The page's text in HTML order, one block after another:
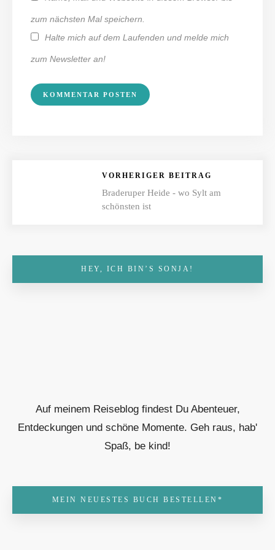
zum nächsten Mal speichern.
Halte mich auf dem Laufenden und melde mich
zum Newsletter an!
VORHERIGER BEITRAG
Braderuper Heide - wo Sylt am
schönsten ist
HEY, ICH BIN’S SONJA!
Auf meinem Reiseblog findest Du Abenteuer,
Entdeckungen und schöne Momente. Geh raus, hab'
Spaß, be kind!
MEIN NEUESTES BUCH BESTELLEN*